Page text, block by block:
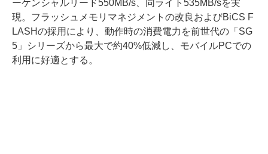
ーケンシャルリード550MB/s、同ライト535MB/sを実
現。フラッシュメモリマネジメントの改良およびBiCS F
LASHの採用により、動作時の消費電力を前世代の「SG
5」シリーズから最大で約40%低減し、モバイルPCでの
利用に好適とする。